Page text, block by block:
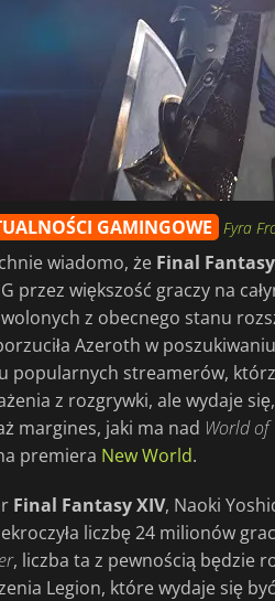
GAMINGOWE Fyra
wiadomo, że Final
przez większość graczy na
z obecnego stanu
Azeroth w
popularnych streamerów,
z rozgrywki, ale wydaje
margines, jaki ma nad World
premiera New World.
Final FantasyXIV, Naoki
liczbę 24 milionów
, liczba ta z pewnością będzie
Legion, które wydaje się